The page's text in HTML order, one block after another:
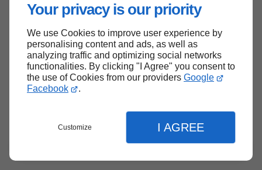
Your privacy is our priority
We use Cookies to improve user experience by
personalising content and ads, as well as
analyzing traffic and optimizing social networks
functionalities. By clicking "I Agree" you consent to
the use of Cookies from our providers Google
Facebook
.
Customize I AGREE
Haut de page